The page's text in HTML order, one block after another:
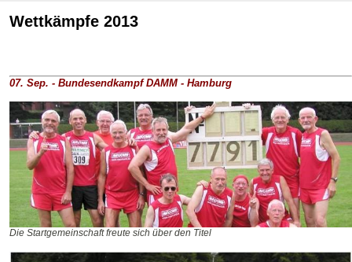
Wettkämpfe 2013
07. Sep. - Bundesendkampf DAMM - Hamburg
Die Startgemeinschaft freute sich über den Titel